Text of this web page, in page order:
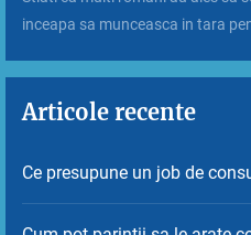
inceapa sa munceasca in tara
Articole recente
Ce presupune un job de